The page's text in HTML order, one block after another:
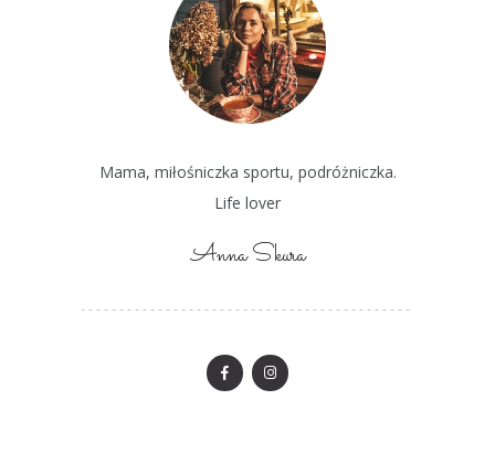
Mama, miłośniczka sportu, podróżniczka.
Life lover
Anna Skura